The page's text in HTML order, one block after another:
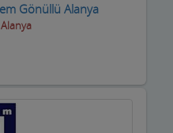
Gönüllü Alanya